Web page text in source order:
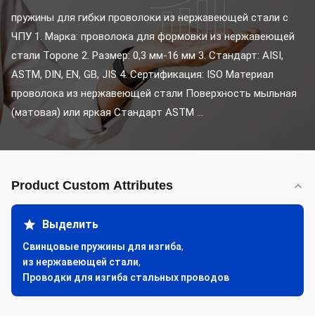
пружины для гибки проволоки из нержавеющей стали с
ЧПУ 1. Марка: проволока для формовки из нержавеющей
стали Topone 2. Размер: 0,3 мм-16 мм 3. Стандарт: AISI,
ASTM, DIN, EN, GB, JIS 4. Сертификация: ISO Материал
проволока из нержавеющей стали Поверхность мыльная
(матовая) или яркая Стандарт ASTM ...
Product Custom Attributes
Выделить
Свинцовые пружины для изгиба,
из нержавеющей стали,
Проводки для изгиба стальных проводов